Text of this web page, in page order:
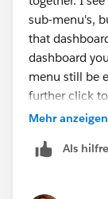
sub-menu's,
that
dashboard
menu still be
further click
Mehr anzeigen
Als